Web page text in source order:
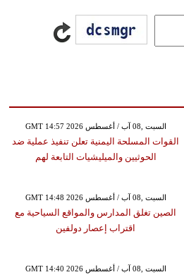
GMT 14:57 2026 السبت ,08 آب / أغسطس
القوات المسلحة اليمنية تعلن تنفيذ عملية ضد
الحوثيين والميليشيات التابعة لهم
GMT 14:48 2026 السبت ,08 آب / أغسطس
الصين تغلق المدارس والمواقع السياحية مع
اقتراب إعصار دولفين
GMT 14:40 2026 السبت ,08 آب / أغسطس